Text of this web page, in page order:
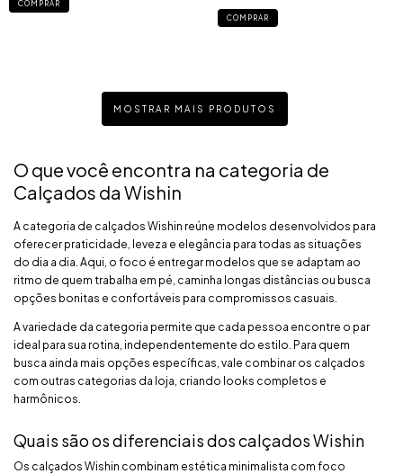
COMPRAR
COMPRAR
MOSTRAR MAIS PRODUTOS
O que você encontra na categoria de
Calçados da Wishin
A categoria de calçados Wishin reúne modelos desenvolvidos para
oferecer praticidade, leveza e elegância para todas as situações
do dia a dia. Aqui, o foco é entregar modelos que se adaptam ao
ritmo de quem trabalha em pé, caminha longas distâncias ou busca
opções bonitas e confortáveis para compromissos casuais.
A variedade da categoria permite que cada pessoa encontre o par
ideal para sua rotina, independentemente do estilo. Para quem
busca ainda mais opções específicas, vale combinar os calçados
com outras categorias da loja, criando looks completos e
harmônicos.
Quais são os diferenciais dos calçados Wishin
Os calçados Wishin combinam estética minimalista com foco